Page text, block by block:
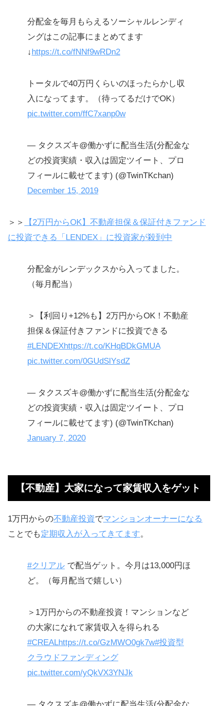
分配金を毎月もらえるソーシャルレンディ
ングはこの記事にまとめてます
↓https://t.co/fNNf9wRDn2
トータルで40万円くらいのほったらかし収
入になってます。（待ってるだけでOK）
pic.twitter.com/ffC7xanp0w
— タクスズキ@働かずに配当生活(分配金な
どの投資実績・収入は固定ツイート、プロ
フィールに載せてます) (@TwinTKchan)
December 15, 2019
＞＞
【2万円からOK】不動産担保＆保証付きファンド
に投資できる「LENDEX」に投資家が殺到中
分配金がレンデックスから入ってました。
（毎月配当）
＞【利回り+12%も】2万円からOK！不動産
担保＆保証付きファンドに投資できる
#LENDEXhttps://t.co/KHqBDkGMUA
pic.twitter.com/0GUdSlYsdZ
— タクスズキ@働かずに配当生活(分配金な
どの投資実績・収入は固定ツイート、プロ
フィールに載せてます) (@TwinTKchan)
January 7, 2020
【不動産】大家になって家賃収入をゲット
1万円からの不動産投資でマンションオーナーになる
ことでも定期収入が入ってきてます。
#クリアル で配当ゲット。今月は13,000円ほ
ど。（毎月配当で嬉しい）
＞1万円からの不動産投資！マンションなど
の大家になれて家賃収入を得られる
#CREALhttps://t.co/GzMWO0gk7w#投資型
クラウドファンディング
pic.twitter.com/yQkVX3YNJk